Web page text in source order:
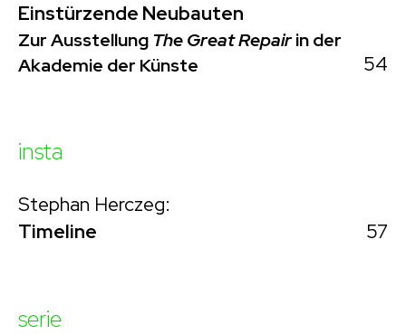
Einstürzende Neubauten
Zur AusstellungThe Great Repairin der
Akademie der Künste
54
insta
Stephan Herczeg:
Timeline
57
serie